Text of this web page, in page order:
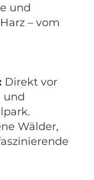
und
– vom
Direkt vor
und
Wälder,